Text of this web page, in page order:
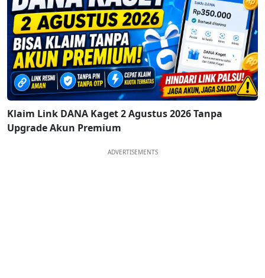
Klaim Link DANA Kaget 2 Agustus 2026 Tanpa
Upgrade Akun Premium
ADVERTISEMENTS